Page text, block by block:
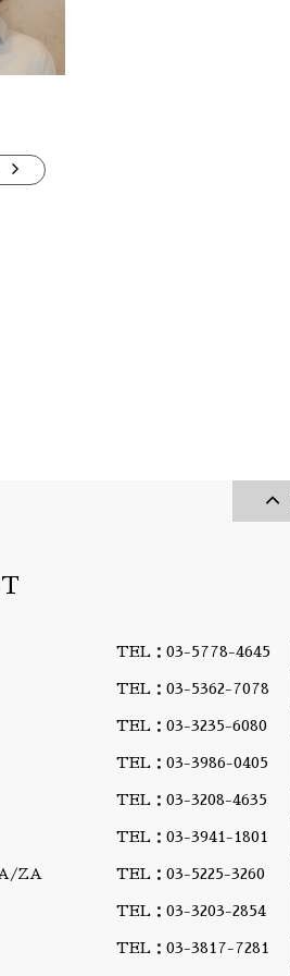
TEL：03-5778-4645
TEL：03-5362-7078
TEL：03-3235-6080
TEL：03-3986-0405
TEL：03-3208-4635
TEL：03-3941-1801
ZA TEL：03-5225-3260
TEL：03-3203-2854
TEL：03-3817-7281